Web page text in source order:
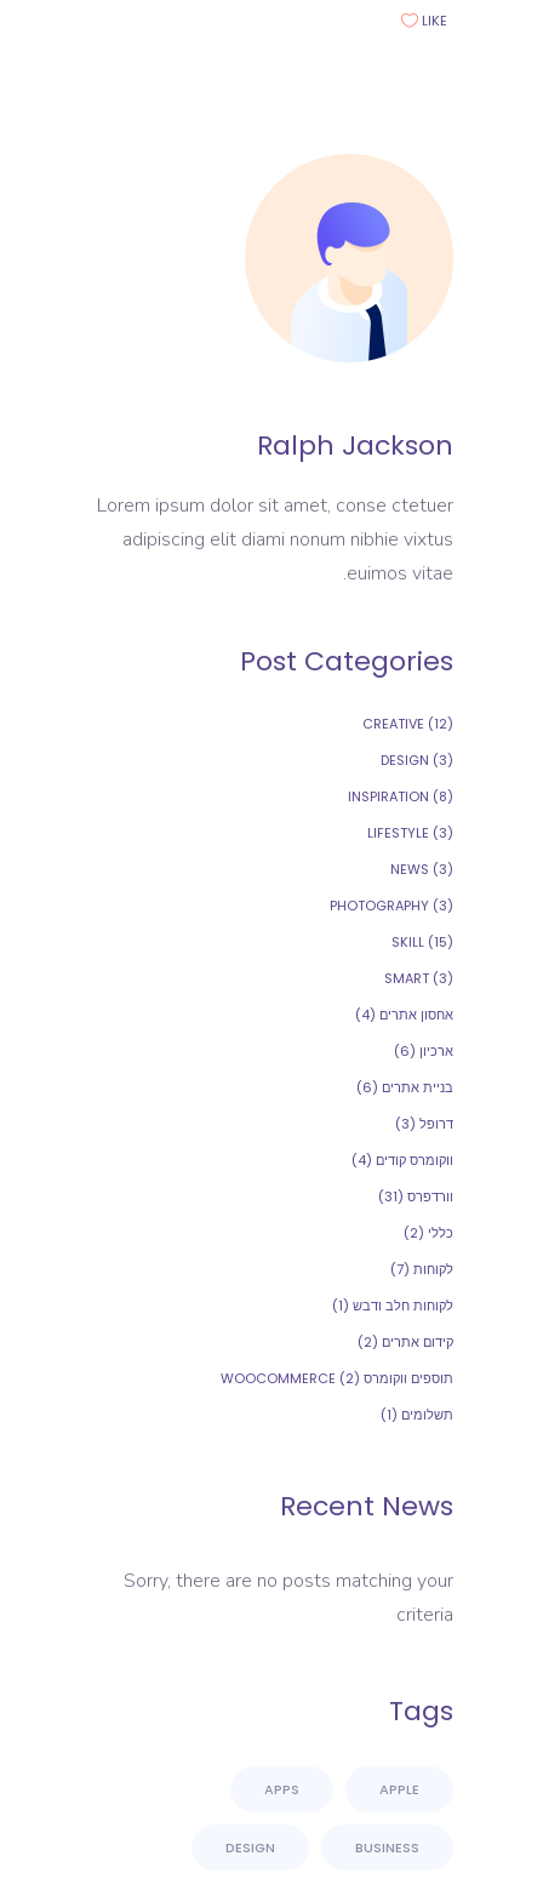
LIKE
Ralph Jackson
Lorem ipsum dolor sit amet, conse ctetuer
adipiscing elit diami nonum nibhie vixtus
euimos vitae.
Post Categories
CREATIVE (12)
DESIGN (3)
INSPIRATION (8)
LIFESTYLE (3)
NEWS (3)
PHOTOGRAPHY (3)
SKILL (15)
SMART (3)
אחסון אתרים (4)
ארכיון (6)
בניית אתרים (6)
דרופל (3)
ווקומרס קודים (4)
וורדפרס (31)
כללי (2)
לקוחות (7)
לקוחות חלב ודבש (1)
קידום אתרים (2)
תוספים ווקומרס WOOCOMMERCE (2)
תשלומים (1)
Recent News
Sorry, there are no posts matching your
criteria
Tags
APPLE
APPS
BUSINESS
DESIGN